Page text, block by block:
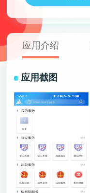
应用介绍
应用截图